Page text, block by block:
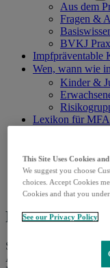
Aus dem
Fragen &
BVKJ
Impfpräventable
Wen, wann wie
Kinder &
Lexikon für MFA
Fragen
Antworten
rund
Impfen
Fragen &
Sie haben Fragen zum
Argumente gegen
This Site Uses Cookies
We suggest you choose
choices. Accept Cookies
Cookies and that you
See our Privacy Policy